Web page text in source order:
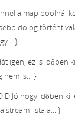
a map poolnál
dolog történt
}
igen, ez is időben
nem is... }
Jó hogy időben ki
stream lista a... }